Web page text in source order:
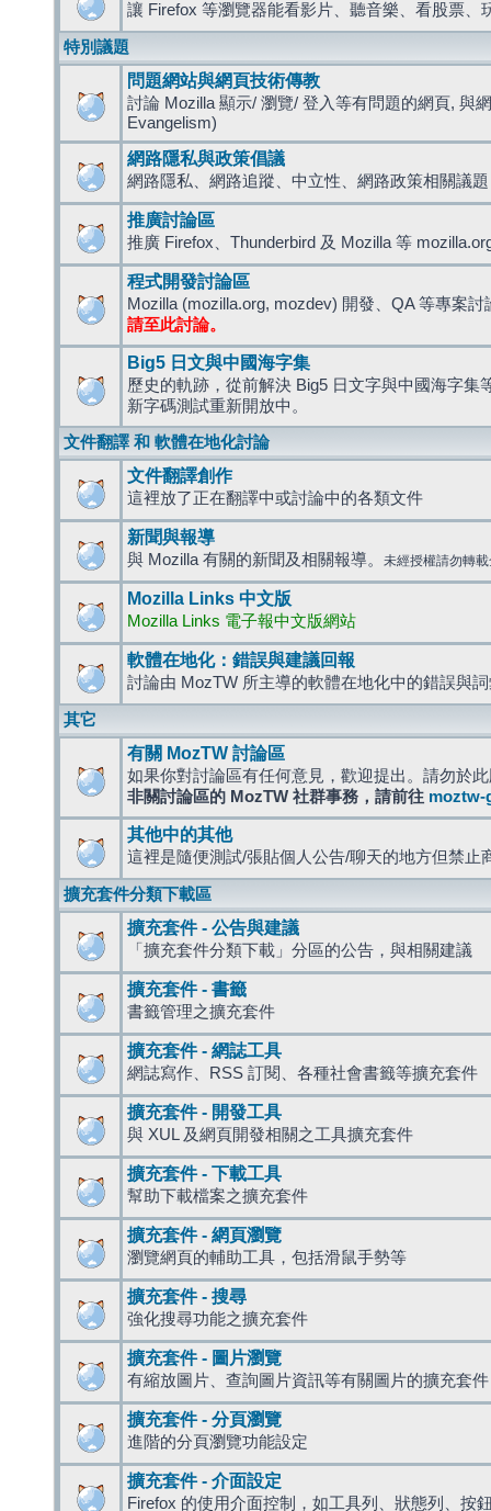
讓 Firefox 等瀏覽器能看影片、聽音樂、看股票、
特別議題
問題網站與網頁技術傳教
討論 Mozilla 顯示/ 瀏覽/ 登入等有問題的網頁, 與
Evangelism)
網路隱私與政策倡議
網路隱私、網路追蹤、中立性、網路政策相關議題
推廣討論區
推廣 Firefox、Thunderbird 及 Mozilla 等
程式開發討論區
Mozilla (mozilla.org, mozdev) 開發、QA 等專案討
請至此討論。
Big5 日文與中國海字集
歷史的軌跡，從前解決 Big5 日文字與中國海字集
新字碼測試重新開放中。
文件翻譯 和 軟體在地化討論
文件翻譯創作
這裡放了正在翻譯中或討論中的各類文件
新聞與報導
與 Mozilla 有關的新聞及相關報導。 未經授權請勿轉
Mozilla Links 中文版
Mozilla Links 電子報中文版網站
軟體在地化：錯誤與建議回報
討論由 MozTW 所主導的軟體在地化中的錯誤與
其它
有關 MozTW 討論區
如果你對討論區有任何意見，歡迎提出。請勿於
非關討論區的 MozTW 社群事務，請前往 moztw-
其他中的其他
這裡是隨便測試/張貼個人公告/聊天的地方但禁止
擴充套件分類下載區
擴充套件 - 公告與建議
「擴充套件分類下載」分區的公告，與相關建議
擴充套件 - 書籤
書籤管理之擴充套件
擴充套件 - 網誌工具
網誌寫作、RSS 訂閱、各種社會書籤等擴充套件
擴充套件 - 開發工具
與 XUL 及網頁開發相關之工具擴充套件
擴充套件 - 下載工具
幫助下載檔案之擴充套件
擴充套件 - 網頁瀏覽
瀏覽網頁的輔助工具，包括滑鼠手勢等
擴充套件 - 搜尋
強化搜尋功能之擴充套件
擴充套件 - 圖片瀏覽
有縮放圖片、查詢圖片資訊等有關圖片的擴充套件
擴充套件 - 分頁瀏覽
進階的分頁瀏覽功能設定
擴充套件 - 介面設定
Firefox 的使用介面控制，如工具列、狀態列、按